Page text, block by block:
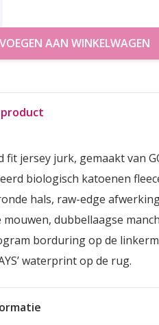
AAN WINKELWAGEN
fit jersey jurk, gemaakt van
biologisch katoenen
hals, raw-edge
mouwen, dubbellaagse
borduring op de
waterprint op de rug.